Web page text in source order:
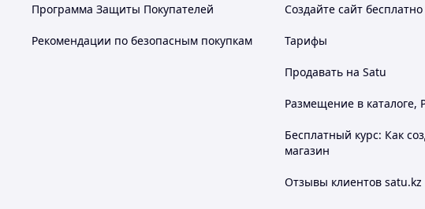
Программа Защиты Покупателей
Рекомендации по безопасным покупкам
Создайте сайт бесплатно
Тарифы
Продавать на Satu
Размещение в каталоге,
Бесплатный курс: Как
магазин
Отзывы клиентов satu.kz